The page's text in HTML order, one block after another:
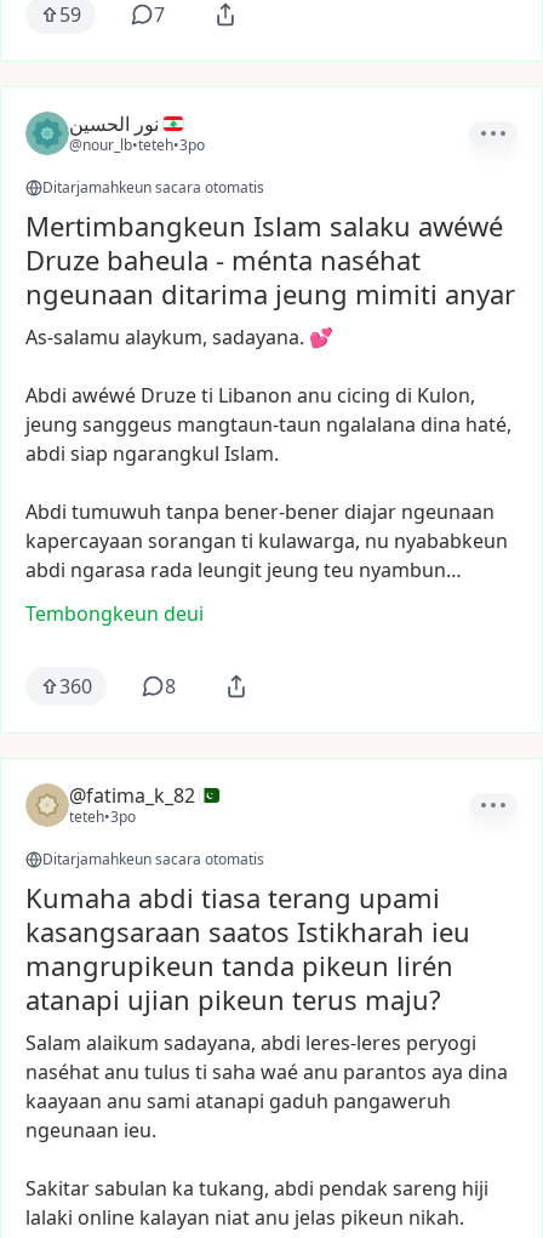
59 7
نور الحسين
@nour_lb•teteh•3po
Ditarjamahkeun sacara otomatis
Mertimbangkeun Islam salaku awéwé
Druze baheula - ménta naséhat
ngeunaan ditarima jeung mimiti anyar
As-salamu alaykum, sadayana. 💕
Abdi awéwé Druzeti Libanon anu cicing di Kulon,
jeung sanggeus mangtaun-taun ngalalana dina haté,
abdi siap ngarangkul Islam.
Abdi tumuwuh tanpa bener-bener diajar ngeunaan
kapercayaan sorangan ti kulawarga, nu nyababkeun
abdi ngarasa rada leungit jeung teu nyambun…
Tembongkeun deui
360 8
@fatima_k_82
teteh•3po
Ditarjamahkeun sacara otomatis
Kumaha abdi tiasa terang upami
kasangsaraan saatos Istikharah ieu
mangrupikeun tanda pikeun lirén
atanapi ujian pikeun terus maju?
Salam alaikum sadayana, abdi leres-leres peryogi
naséhatanu tulus ti saha waéanu parantos aya dina
kaayaan anu sami atanapi gaduh pangaweruh
ngeunaan ieu.
Sakitarsabulan ka tukang, abdi pendaksareng hiji
lalaki online kalayan niatanu jelas pikeun nikah.